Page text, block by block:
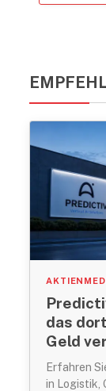
das
Geld
Erfahren
in Logistik,